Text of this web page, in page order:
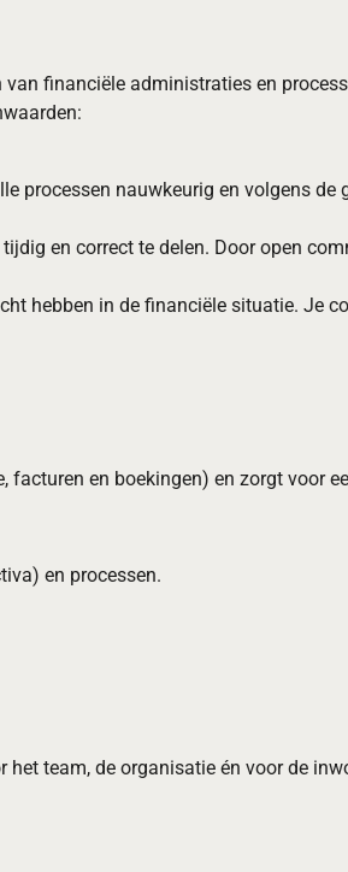
financiële administraties en
processen nauwkeurig en volgens
en correct te delen. Door open
hebben in de financiële situatie. Je
en boekingen) en zorgt voor
en processen.
team, de organisatie én voor de